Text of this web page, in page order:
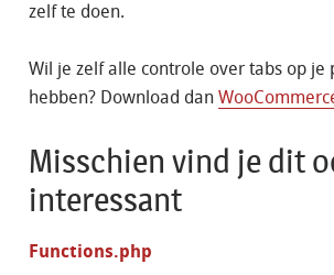
zelf te doen.
Wil je zelf alle controle over tabs op je
hebben? Download dan
Misschien vind je dit
interessant
Functions.php